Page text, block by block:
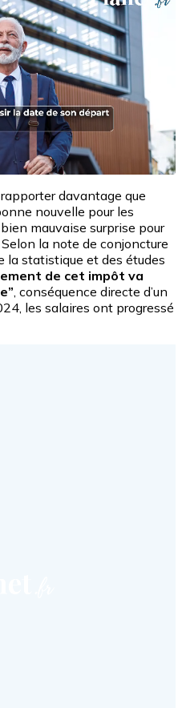
davantage que
nouvelle pour les
mauvaise surprise pour
la note de conjoncture
la statistique et des études
de cet impôt va
, conséquence directe d’un
les salaires ont progressé